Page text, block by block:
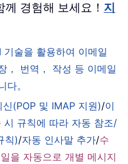
경험해 보세요！ 지
기술을 활용하여 이메일
， 번역， 작성 등 이메일
。
신(POP 및 IMAP 지원)/이
시 규칙에 따라 자동 참조/
칙)/자동 인사말 추가/수
을 자동으로 개별 메시지